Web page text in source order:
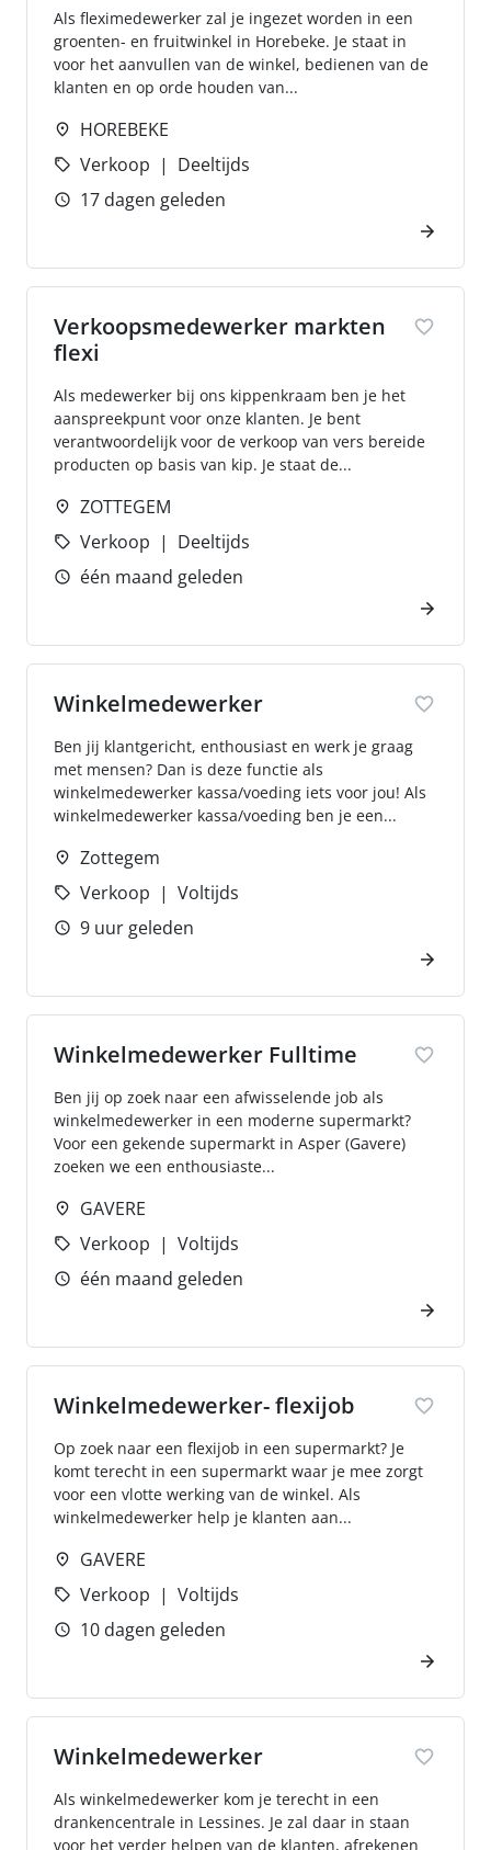
Als fleximedewerker zal je ingezet worden in een
groenten- en fruitwinkel in Horebeke. Je staat in
voor het aanvullen van de winkel, bedienen van de
klanten en op orde houden van...
HOREBEKE
Verkoop
Deeltijds
17 dagen geleden
Verkoopsmedewerker markten
flexi
Als medewerker bij ons kippenkraam ben je het
aanspreekpunt voor onze klanten. Je bent
verantwoordelijk voor de verkoop van vers bereide
producten op basis van kip. Je staat de...
ZOTTEGEM
Verkoop
Deeltijds
één maand geleden
Winkelmedewerker
Ben jij klantgericht, enthousiast en werk je graag
met mensen? Dan is deze functie als
winkelmedewerker kassa/voeding iets voor jou! Als
winkelmedewerker kassa/voeding ben je een...
Zottegem
Verkoop
Voltijds
9 uur geleden
Winkelmedewerker Fulltime
Ben jij op zoek naar een afwisselende job als
winkelmedewerker in een moderne supermarkt?
Voor een gekende supermarkt in Asper (Gavere)
zoeken we een enthousiaste...
GAVERE
Verkoop
Voltijds
één maand geleden
Winkelmedewerker- flexijob
Op zoek naar een flexijob in een supermarkt? Je
komt terecht in een supermarkt waar je mee zorgt
voor een vlotte werking van de winkel. Als
winkelmedewerker help je klanten aan...
GAVERE
Verkoop
Voltijds
10 dagen geleden
Winkelmedewerker
Als winkelmedewerker kom je terecht in een
drankencentrale in Lessines. Je zal daar in staan
voor het verder helpen van de klanten, afrekenen